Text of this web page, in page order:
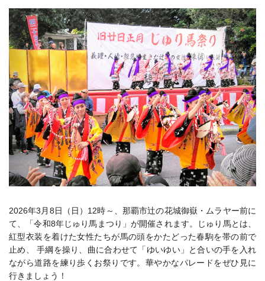
2026年3月8日（日） 12時～、那覇市辻の花城御嶽・ムラヤー前に
て、「令和8年じゅり馬まつり」が開催されます。じゅり馬とは、
紅型衣装を着けた女性たちが馬の頭をかたどった春駒を帯の前で
止め、 手綱を操り、曲に合わせて「ゆいゆい」と合いの手を入れ
ながら道路を練り歩くお祭りです。華やかなパレードをぜひ見に
行きましょう！